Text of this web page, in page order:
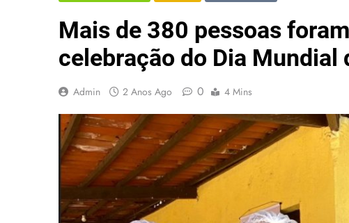
Mais de 380 pessoas
celebração do Dia Mundial
Admin 2 Anos Ago 0 4 Mins